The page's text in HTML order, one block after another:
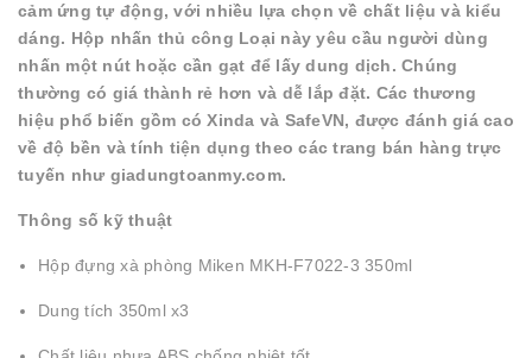
cảm ứng tự động, với nhiều lựa chọn về chất liệu và kiểu
dáng. Hộp nhấn thủ công Loại này yêu cầu người dùng
nhấn một nút hoặc cần gạt để lấy dung dịch. Chúng
thường có giá thành rẻ hơn và dễ lắp đặt. Các thương
hiệu phổ biến gồm có Xinda và SafeVN, được đánh giá cao
về độ bền và tính tiện dụng theo các trang bán hàng trực
tuyến như giadungtoanmy.com.
Thông số kỹ thuật
Hộp đựng xà phòng Miken MKH-F7022-3 350ml
Dung tích 350ml x3